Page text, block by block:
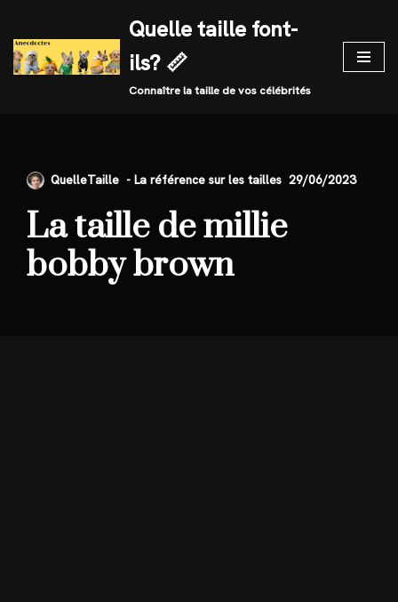
Skip
to
Quelle taille font-
ils? 📏
Connaître la taille de vos célébrités
QuelleTaille 29/06/2023
La taille de millie
bobby brown